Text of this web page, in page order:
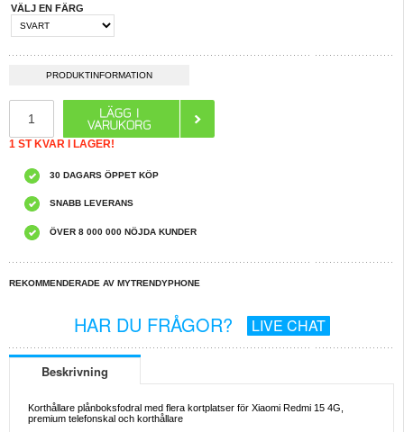
VÄLJ EN FÄRG
PRODUKTINFORMATION
1 ST KVAR I LAGER!
30 DAGARS ÖPPET KÖP
SNABB LEVERANS
ÖVER 8 000 000 NÖJDA KUNDER
REKOMMENDERADE AV MYTRENDYPHONE
HAR DU FRÅGOR? LIVE CHAT
Beskrivning
Korthållare plånboksfodral med flera kortplatser för Xiaomi Redmi 15 4G,
premium telefonskal och korthållare